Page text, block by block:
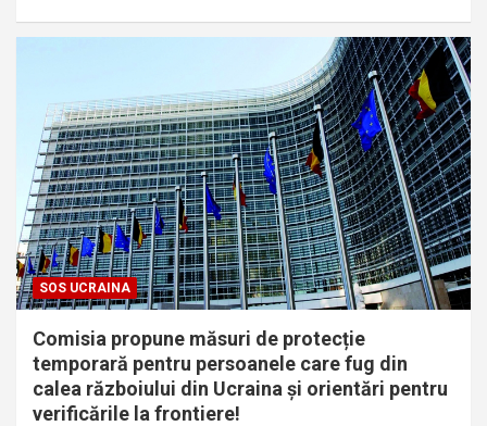
SOS UCRAINA
Comisia propune măsuri de protecție
temporară pentru persoanele care fug din
calea războiului din Ucraina și orientări pentru
verificările la frontiere!